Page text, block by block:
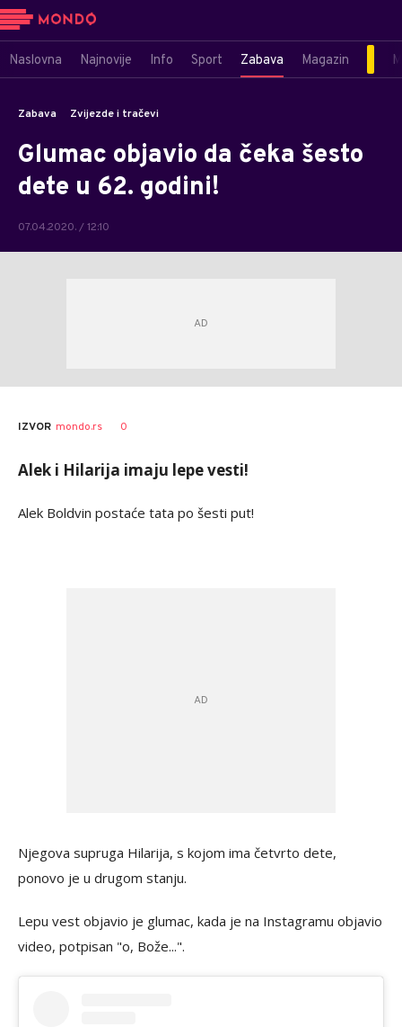
Naslovna Najnovije Info Sport Zabava Magazin
Zabava Zvijezde i tračevi
Glumac objavio da čeka šesto
dete u 62. godini!
07.04.2020. / 12:10
IZVOR mondo.rs 0
Alek i Hilarija imaju lepe vesti!
Alek Boldvin postaće tata po šesti put!
Njegova supruga Hilarija, s kojom ima četvrto dete,
ponovo je u drugom stanju.
Lepu vest objavio je glumac, kada je na Instagramu objavio
video, potpisan "o, Bože...".